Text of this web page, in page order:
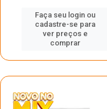
Faça seu login ou
cadastre-se para
ver preços e
comprar